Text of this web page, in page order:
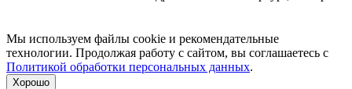
Мы используем файлы cookie и рекомендательные
технологии. Продолжая работу с сайтом, вы соглашаетесь с
Политикой обработки персональных данных.
Хорошо